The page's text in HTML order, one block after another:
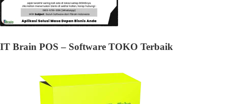
IT Brain POS – Software TOKO Terbaik